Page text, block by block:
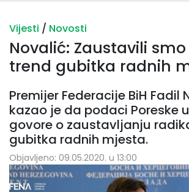
Vijesti / Novosti
Novalić: Zaustavili
trend gubitka radnih
Premijer Federacije BiH Fadil
kazao je da podaci Poreske
govore o zaustavljanju
gubitka radnih mjesta.
Objavljeno: 09.05.2020. u 13:00